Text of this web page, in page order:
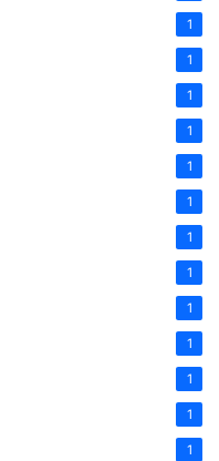
1
1
1
1
1
1
1
1
1
1
1
1
1